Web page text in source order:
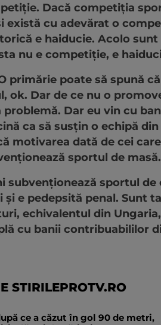
Dacă competiția
există cu adevărat o
e haiducie. Acolo sunt
nu e competiție, e
primărie poate să spună
ok. Dar de ce nu o
Dar eu vin cu
ca să susțin o echipă din
motivarea dată de cei care
sportul de masă.
subvenționează sportul de
e pedepsită penal. Sunt
echivalentul din
cu banii contribuabililor
STIRILEPROTV.RO
ce a căzut în gol 90 de metri,